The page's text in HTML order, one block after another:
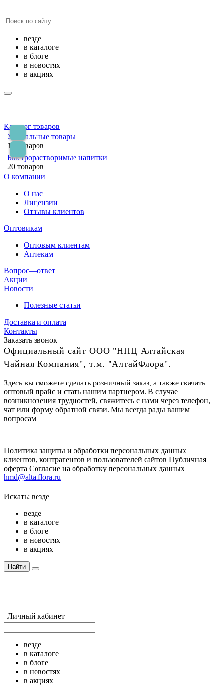
везде
в каталоге
в блоге
в новостях
в акциях
Каталог товаров
Уникальные товары
14 товаров
Быстрорастворимые напитки
20 товаров
О компании
О нас
Лицензии
Отзывы клиентов
Оптовикам
Оптовым клиентам
Аптекам
Вопрос—ответ
Акции
Новости
Полезные статьи
Доставка и оплата
Контакты
Заказать звонок
Официальный сайт ООО "НПЦ Алтайская
Чайная Компания", т.м. "АлтайФлора".
Здесь вы сможете сделать розничный заказ, а также скачать
оптовый прайс и стать нашим партнером. В случае
возникновения трудностей, свяжитесь с нами через телефон,
чат или форму обратной связи. Мы всегда рады вашим
вопросам
Политика защиты и обработки персональных данных
клиентов, контрагентов и пользователей сайтов Публичная
оферта Согласие на обработку персональных данных
hmd@altaiflora.ru
Искать: везде
везде
в каталоге
в блоге
в новостях
в акциях
Найти
Личный кабинет
везде
в каталоге
в блоге
в новостях
в акциях